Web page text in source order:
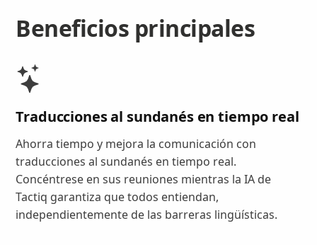
Beneficios principales
Traducciones al sundanés en tiempo real
Ahorra tiempo y mejora la comunicación con
traducciones al sundanés en tiempo real.
Concéntrese en sus reuniones mientras la IA de
Tactiq garantiza que todos entiendan,
independientemente de las barreras lingüísticas.